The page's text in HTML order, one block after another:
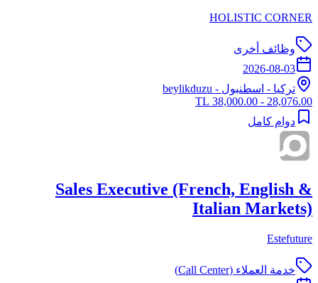
HOLISTIC CORNER
وظائف أخرى
2026-08-03
تركيا - اسطنبول - beylikduzu
28,076.00 - 38,000.00 TL
دوام كامل
Sales Executive (French, English &
Italian Markets)
Estefuture
خدمة العملاء (Call Center)